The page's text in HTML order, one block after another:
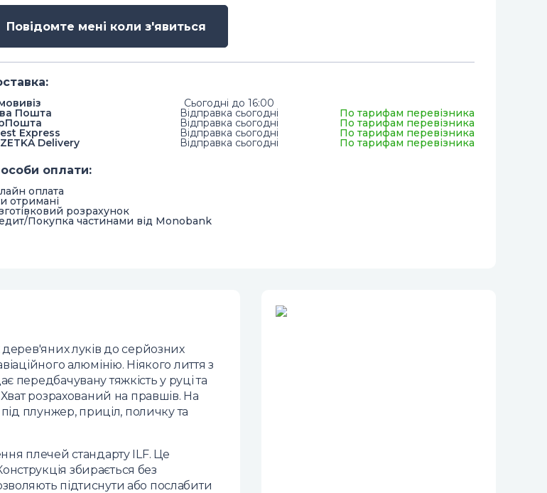
Повідомте мені коли з'явиться
:
Сьогодні до 16:00
Пошта Відправка сьогодні По тарифам перевізника
Відправка сьогодні По тарифам перевізника
Express Відправка сьогодні По тарифам перевізника
Delivery Відправка сьогодні По тарифам перевізника
оплати:
оплата
отримані
розрахунок
Покупка частинами від Monobank
луків до серйозних
алюмінію. Ніякого лиття з
передбачувану тяжкість у руці та
Хват розрахований на правшів. На
плунжер, приціл, поличку та
плечей стандарту ILF. Це
збирається без
підтиснути або послабити